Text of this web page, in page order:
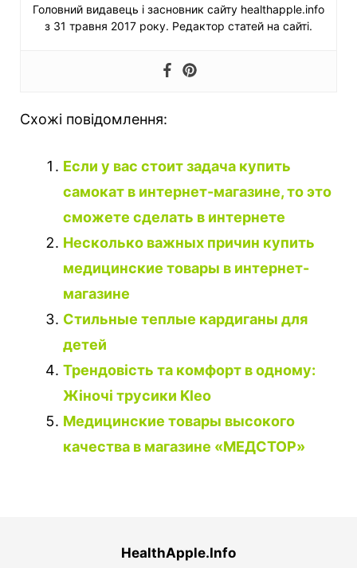
Головний видавець і засновник сайту healthapple.info
з 31 травня 2017 року. Редактор статей на сайті.
Схожі повідомлення:
Если у вас стоит задача купить
самокат в интернет-магазине, то это
сможете сделать в интернете
Несколько важных причин купить
медицинские товары в интернет-
магазине
Стильные теплые кардиганы для
детей
Трендовість та комфорт в одному:
Жіночі трусики Kleo
Медицинские товары высокого
качества в магазине «МЕДСТОР»
HealthApple.Info